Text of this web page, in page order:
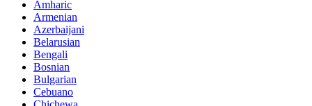
Amharic
Armenian
Azerbaijani
Belarusian
Bengali
Bosnian
Bulgarian
Cebuano